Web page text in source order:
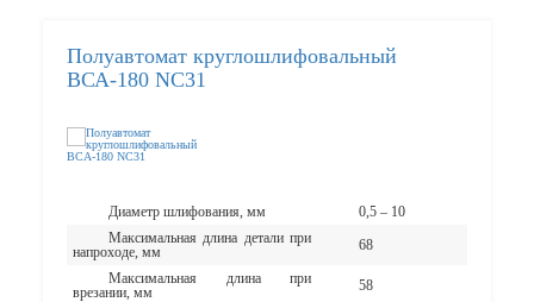
Полуавтомат круглошлифовальный
ВСА-180 NC31
Диаметр шлифования, мм
0,5 – 10
Максимальная длина детали при
напроходе, мм
68
Максимальная длина при
врезании, мм
58